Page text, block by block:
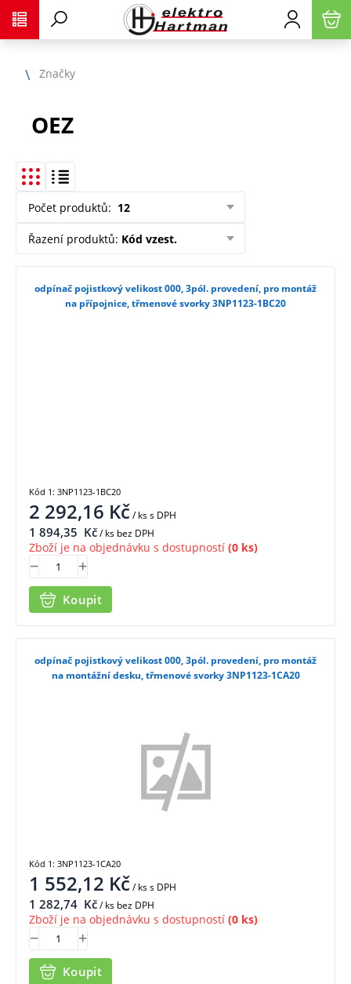
Značky
OEZ
Počet produktů: 12
Řazení produktů: Kód vzest.
odpínač pojistkový velikost 000, 3pól. provedení, pro montáž
na přípojnice, třmenové svorky 3NP1123-1BC20
2 292,16 Kč/ kss DPH
1 894,35 Kč/ ks bez DPH
Zboží je na objednávku s dostupností (0 ks)
Koupit
Kód 1: 3NP1123-1BC20
odpínač pojistkový velikost 000, 3pól. provedení, pro montáž
na montážní desku, třmenové svorky 3NP1123-1CA20
1 552,12 Kč/ kss DPH
1 282,74 Kč/ ks bez DPH
Zboží je na objednávku s dostupností (0 ks)
Koupit
Kód 1: 3NP1123-1CA20